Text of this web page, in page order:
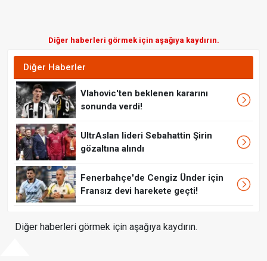
Diğer haberleri görmek için aşağıya kaydırın.
Diğer Haberler
Vlahovic'ten beklenen kararını
sonunda verdi!
UltrAslan lideri Sebahattin Şirin
gözaltına alındı
Fenerbahçe'de Cengiz Ünder için
Fransız devi harekete geçti!
Diğer haberleri görmek için aşağıya kaydırın.